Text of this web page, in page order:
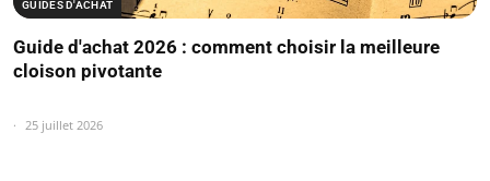
GUIDES D'ACHAT
Guide d'achat 2026 : comment choisir la meilleure
cloison pivotante
25 juillet 2026